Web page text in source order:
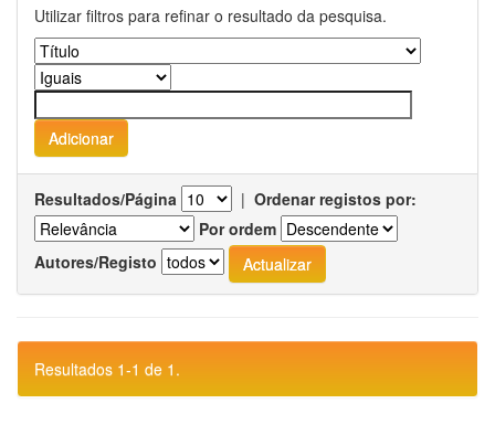
Utilizar filtros para refinar o resultado da pesquisa.
Resultados/Página | Ordenar registos por:
Por ordem
Autores/Registo
Resultados 1-1 de 1.